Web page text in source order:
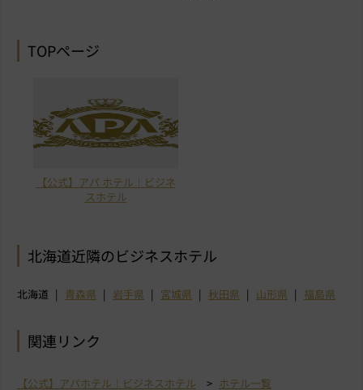
TOPページ
【公式】アパ ホテル｜ビジネ
スホテル
北海道近隣のビジネスホテル
北海道 青森県 岩手県 宮城県 秋田県 山形県 福島県
関連リンク
【公式】アパホテル｜ビジネスホテル ホテル一覧